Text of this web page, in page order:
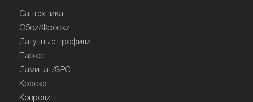
Сантехника
Обои/Фрески
Латунные профили
Паркет
Ламинат/SPC
Краска
Ковролин